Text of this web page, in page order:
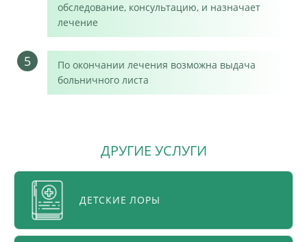
обследование, консультацию, и назначает
лечение
5
По окончании лечения возможна выдача
больничного листа
ДРУГИЕ УСЛУГИ
ДЕТСКИЕ ЛОРЫ